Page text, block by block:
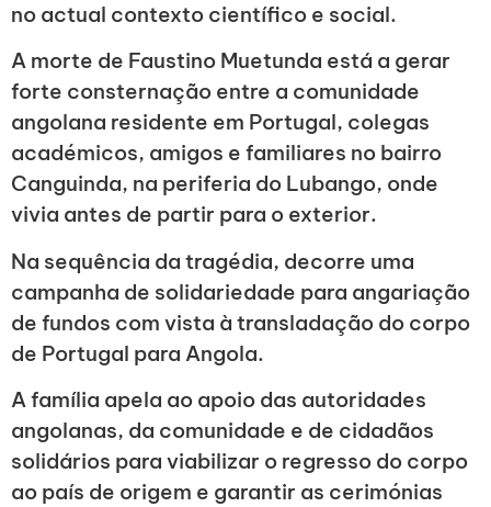
no actual contexto científico e social.
A morte de Faustino Muetunda está a gerar
forte consternação entre a comunidade
angolana residente em Portugal, colegas
académicos, amigos e familiares no bairro
Canguinda, na periferia do Lubango, onde
vivia antes de partir para o exterior.
Na sequência da tragédia, decorre uma
campanha de solidariedade para angariação
de fundos com vista à transladação do corpo
de Portugal para Angola.
A família apela ao apoio das autoridades
angolanas, da comunidade e de cidadãos
solidários para viabilizar o regresso do corpo
ao país de origem e garantir as cerimónias